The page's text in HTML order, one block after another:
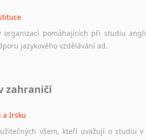
organizací pomáhajících při studiu
jazykového vzdělávání ad.
česká diskusní
zahraničí
a Irsku
užitečných všem, kteří uvažují o studiu v